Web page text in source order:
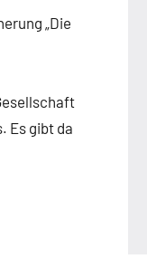
„Die
Es gibt da